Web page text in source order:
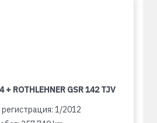
+ ROTHLEHNER GSR 142 TJV
1/2012